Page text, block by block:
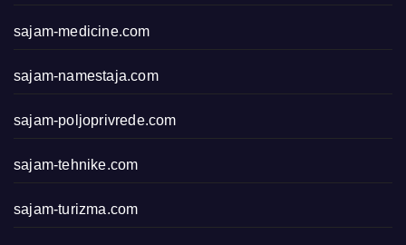
sajam-medicine.com
sajam-namestaja.com
sajam-poljoprivrede.com
sajam-tehnike.com
sajam-turizma.com